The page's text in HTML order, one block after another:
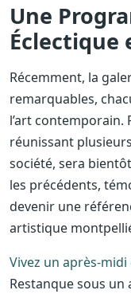
Une
Éclectique
Récemment, la
remarquables,
l’art contemporain.
réunissant
société, sera
les précédents,
devenir une
artistique
Vivez un après-
Restanque sous un